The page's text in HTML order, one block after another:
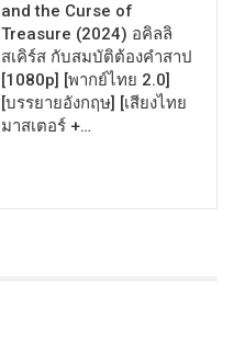
and the Curse of
Treasure (2024) อคิลลิ
สเคิร์ส กับสมบัติต้องคำสาป
[1080p] [พากย์ไทย 2.0]
[บรรยายอังกฤษ] [เสียงไทย
มาสเตอร์ +…